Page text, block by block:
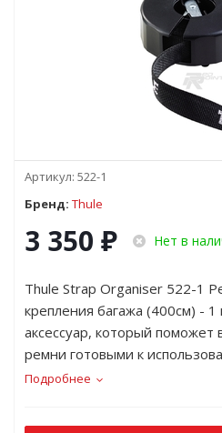
Артикул: 522-1
Бренд: Thule
3 350 ₽ Нет в
Thule Strap Organiser 522-1
крепления багажа (400см) -
аксессуар, который поможет
ремни готовыми к
Подробнее